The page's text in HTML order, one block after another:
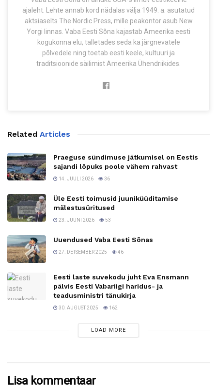
ajaleht. Lehte annab kord nädalas välja 1949. a. asutatud
aktsiaselts The Nordic Press, mille peakontor asub New
Yorgi linnas. Vaba Eesti Sõna kajastab Ameerika eesti
kogukonna elu, talletades seda ka järgnevatele
põlvedele ning toetab eesti keele, kultuuri ja
traditsioonide säilimist Ameerika Ühendriikides.
Related Articles
Praeguse sündimuse jätkumisel on Eestis
sajandi lõpuks poole vähem rahvast
14. JUULI 2026 36
Üle Eesti toimusid juuniküüditamise
mälestusüritused
23. JUUNI 2026 53
Uuendused Vaba Eesti Sõnas
27. DETSEMBER 2025 46
Eesti laste suvekodu juht Eva Ensmann
pälvis Eesti Vabariigi haridus- ja
teadusministri tänukirja
30. AUGUST 2025 162
LOAD MORE
Lisa kommentaar